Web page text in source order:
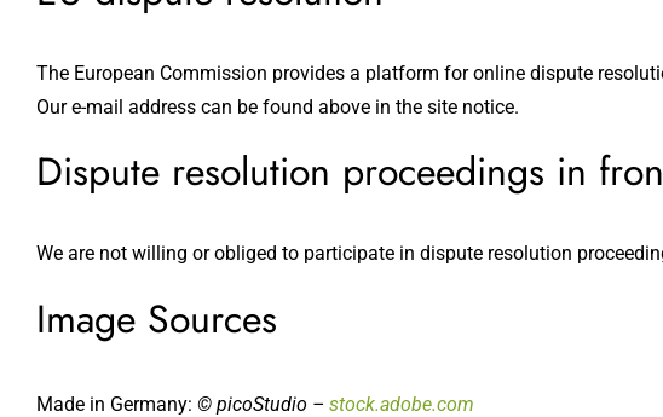
The European Commission provides a platform for online dispute
Our e-mail address can be found above in the site notice.
Dispute resolution proceedings in
We are not willing or obliged to participate in dispute resolution
Image Sources
Made in Germany: © picoStudio – stock.adobe.com